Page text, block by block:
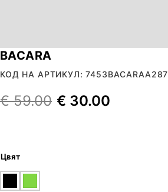
BACARA
КОД НА АРТИКУЛ:
€59.00 € 30.00
Цвят